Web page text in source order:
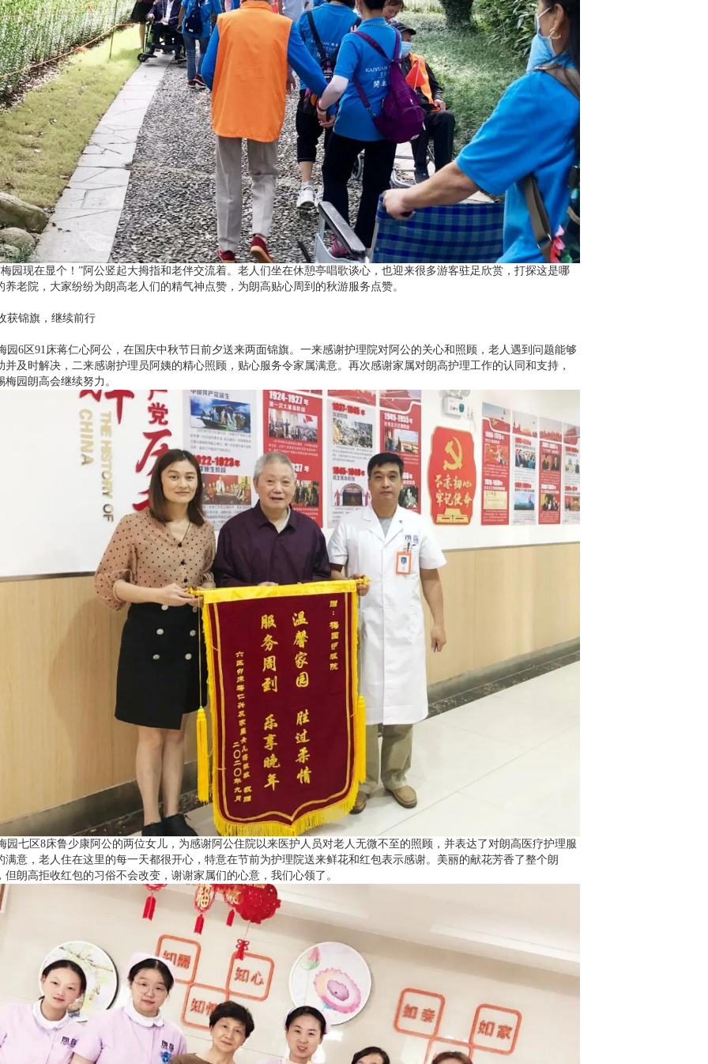
现在显个！”阿公竖起大拇指和老伴交流着。老人们坐在休憩亭唱歌谈心，也迎来很多游客驻足欣赏，打探这是哪
养老院，大家纷纷为朗高老人们的精气神点赞，为朗高贴心周到的秋游服务点赞。
锦旗，继续前行
6区91床蒋仁心阿公，在国庆中秋节日前夕送来两面锦旗。一来感谢护理院对阿公的关心和照顾，老人遇到问题能够
并及时解决，二来感谢护理员阿姨的精心照顾，贴心服务令家属满意。再次感谢家属对朗高护理工作的认同和支持，
梅园朗高会继续努力。
七区8床鲁少康阿公的两位女儿，为感谢阿公住院以来医护人员对老人无微不至的照顾，并表达了对朗高医疗护理服
满意，老人住在这里的每一天都很开心，特意在节前为护理院送来鲜花和红包表示感谢。美丽的献花芳香了整个朗
但朗高拒收红包的习俗不会改变，谢谢家属们的心意，我们心领了。